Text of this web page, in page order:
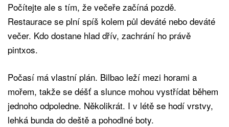
Počítejte ale s tím, že večeře začíná pozdě.
Restaurace se plní spíš kolem půl deváté nebo deváté
večer. Kdo dostane hlad dřív, zachrání ho právě
pintxos.
Počasí má vlastní plán. Bilbao leží mezi horami a
mořem, takže se déšť a slunce mohou vystřídat během
jednoho odpoledne. Několikrát. I v létě se hodí vrstvy,
lehká bunda do deště a pohodlné boty.